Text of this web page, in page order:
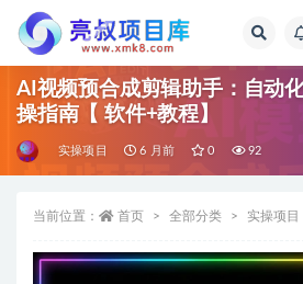
AI视频预合成剪辑助手：自动
操指南【 软件+教程】
实操项目 6 月前 0 92
当前位置： 首页 全部分类 实操项目